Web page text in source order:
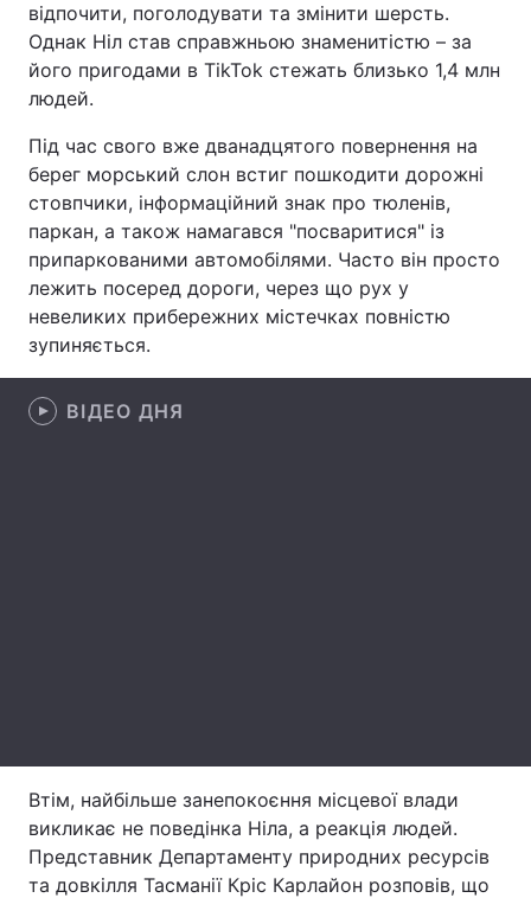
Цікавинки Погода
Екологія Регіони
Відео з Youtube
Інтерв'ю Думки
Архів Вакансії
Контакти
Послуги
відпочити, поголодувати та змінити шерсть.
Однак Ніл став справжньою знаменитістю – за
його пригодами в TikTok стежать близько 1,4 млн
людей.
Під час свого вже дванадцятого повернення на
берег морський слон встиг пошкодити дорожні
стовпчики, інформаційний знак про тюленів,
паркан, а також намагався "посваритися" із
припаркованими автомобілями. Часто він просто
лежить посеред дороги, через що рух у
невеликих прибережних містечках повністю
зупиняється.
ВІДЕО ДНЯ
Втім, найбільше занепокоєння місцевої влади
викликає не поведінка Ніла, а реакція людей.
Представник Департаменту природних ресурсів
та довкілля Тасманії Кріс Карлайон розповів, що